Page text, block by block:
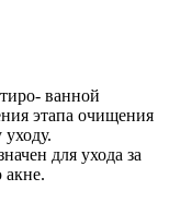
ванной
этапа очищения
для ухода за